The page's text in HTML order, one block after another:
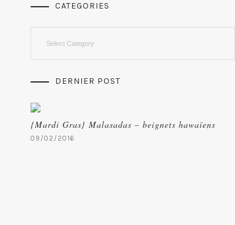
CATEGORIES
DERNIER POST
{Mardi Gras} Malasadas – beignets hawaïens
09/02/2016